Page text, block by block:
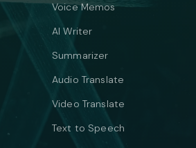
Voice Memos
AI Writer
Summarizer
Audio Translate
Video Translate
Text to Speech